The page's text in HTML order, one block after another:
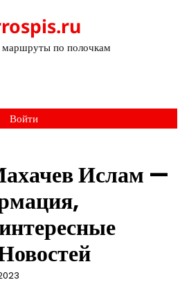
маршруты по полочкам
Войти
Ислам —